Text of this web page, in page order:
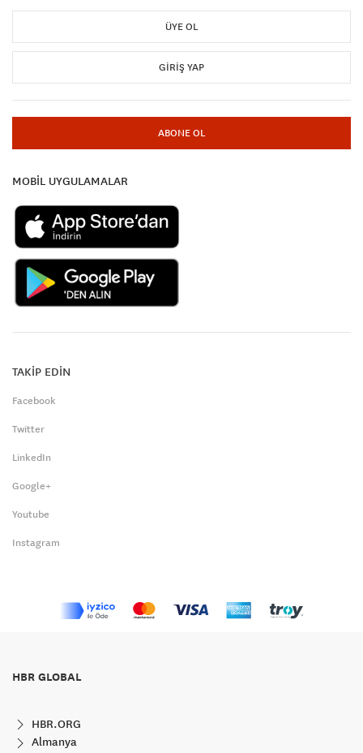
ÜYE OL
GIRIŞ YAP
ABONE OL
MOBİL UYGULAMALAR
TAKİP EDİN
Facebook
Twitter
LinkedIn
Google+
Youtube
Instagram
HBR GLOBAL
HBR.ORG
Almanya